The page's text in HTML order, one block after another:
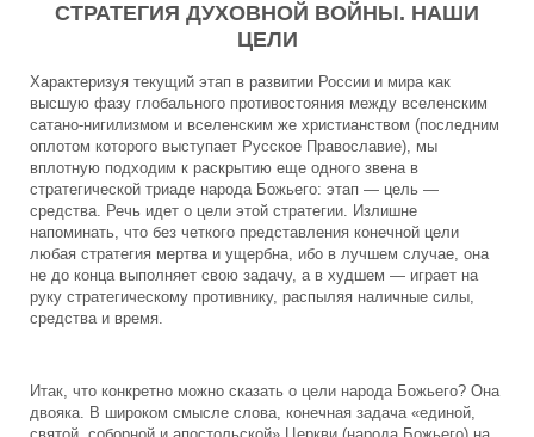
СТРАТЕГИЯ ДУХОВНОЙ ВОЙНЫ. НАШИ
ЦЕЛИ
Характеризуя текущий этап в развитии России и мира как
высшую фазу глобального противостояния между вселенским
сатано-нигилизмом и вселенским же христианством (последним
оплотом которого выступает Русское Православие), мы
вплотную подходим к раскрытию еще одного звена в
стратегической триаде народа Божьего: этап — цель —
средства. Речь идет о цели этой стратегии.
Излишне
напоминать, что без четкого представления конечной цели
любая стратегия мертва и ущербна, ибо в лучшем случае, она
не до конца выполняет свою задачу, а в худшем — играет на
руку стратегическому противнику, распыляя наличные силы,
средства и время.
Итак, что конкретно можно сказать о цели народа Божьего? Она
двояка. В широком смысле слова, конечная задача «единой,